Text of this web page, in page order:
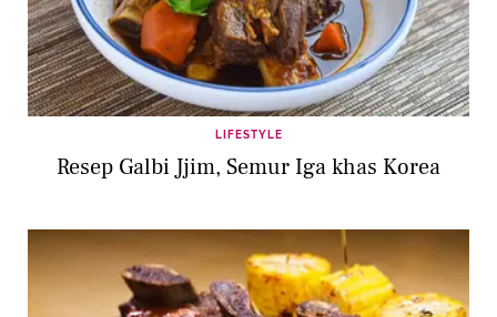
LIFESTYLE
Resep Galbi Jjim, Semur Iga khas Korea